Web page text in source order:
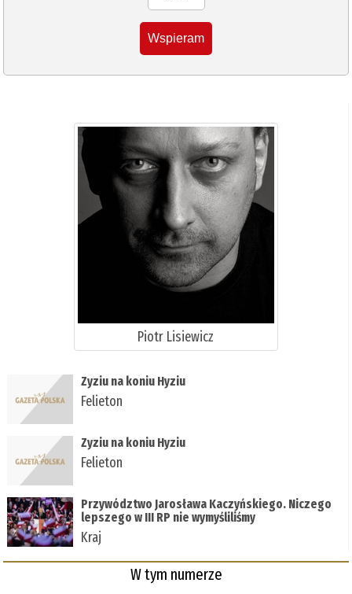
Wspieram
Piotr Lisiewicz
Zyziu na koniu Hyziu
Felieton
Zyziu na koniu Hyziu
Felieton
Przywództwo Jarosława Kaczyńskiego. Niczego
lepszego w III RP nie wymyśliliśmy
Kraj
W tym numerze